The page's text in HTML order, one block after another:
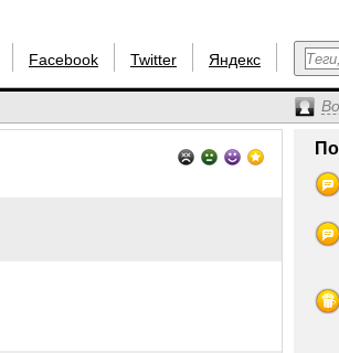
Facebook Twitter Яндекс